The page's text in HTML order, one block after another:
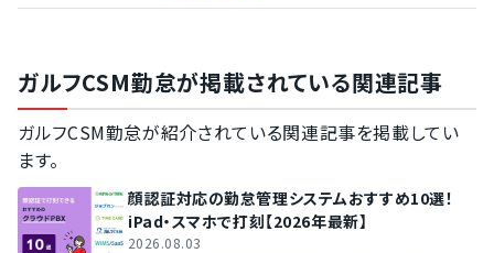
ガルフCSM勤怠が掲載されている関連記事
ガルフCSM勤怠が紹介されている関連記事を掲載してい
ます。
顔認証対応の勤怠管理システムおすすめ10選！
iPad・スマホで打刻【2026年最新】
2026.08.03